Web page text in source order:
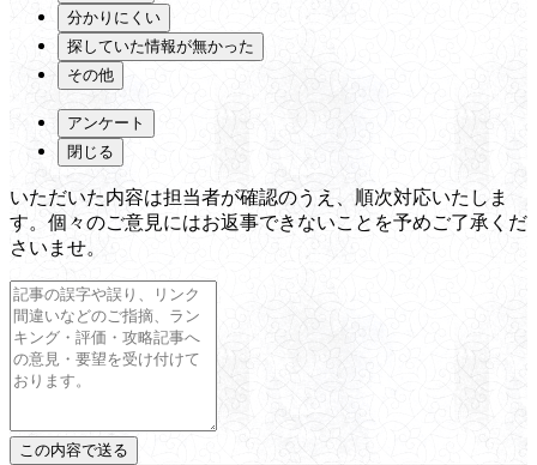
分かりにくい
探していた情報が無かった
その他
アンケート
閉じる
いただいた内容は担当者が確認のうえ、順次対応いたしま
す。個々のご意見にはお返事できないことを予めご了承くだ
さいませ。